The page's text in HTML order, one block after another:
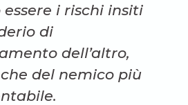
essere i rischi insiti
di
dell’altro,
del nemico più